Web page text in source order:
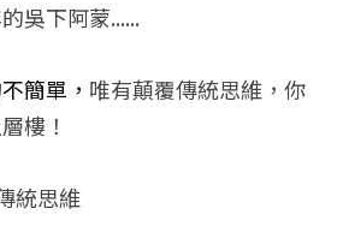
吳下阿蒙......
簡單， 唯有顛覆傳統思維，你
樓！
統思維